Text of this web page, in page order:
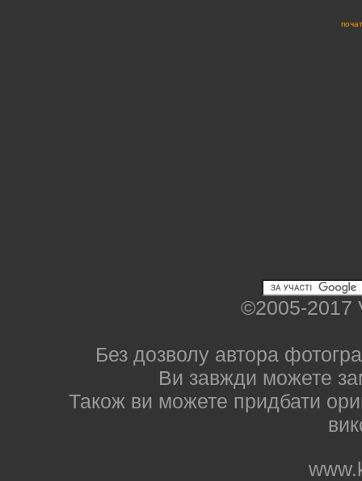
©2005-2017
Без дозволу автора
Ви завжди можете
Також ви можете придбати